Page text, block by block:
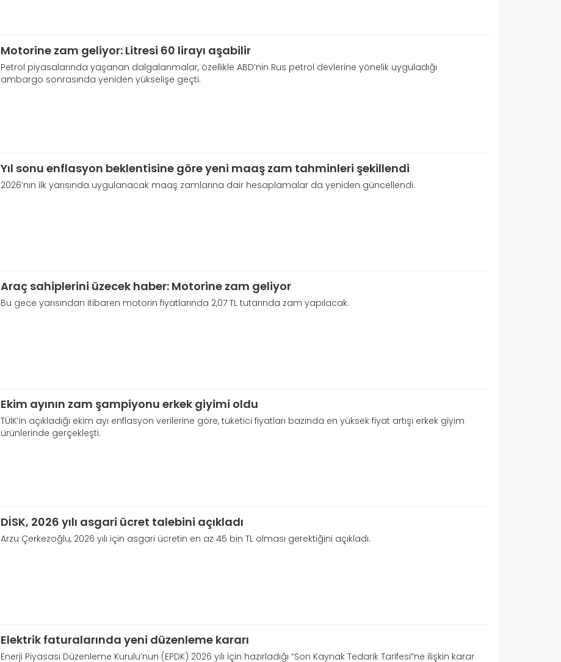
Motorine zam geliyor: Litresi 60 lirayı aşabilir
Petrol piyasalarında yaşanan dalgalanmalar, özellikle ABD’nin Rus petrol devlerine yönelik uyguladığı
ambargo sonrasında yeniden yükselişe geçti.
Yıl sonu enflasyon beklentisine göre yeni maaş zam tahminleri şekillendi
2026’nın ilk yarısında uygulanacak maaş zamlarına dair hesaplamalar da yeniden güncellendi.
Araç sahiplerini üzecek haber: Motorine zam geliyor
Bu gece yarısından itibaren motorin fiyatlarında 2,07 TL tutarında zam yapılacak.
Ekim ayının zam şampiyonu erkek giyimi oldu
TÜİK’in açıkladığı ekim ayı enflasyon verilerine göre, tüketici fiyatları bazında en yüksek fiyat artışı erkek giyim
ürünlerinde gerçekleşti.
DİSK, 2026 yılı asgari ücret talebini açıkladı
Arzu Çerkezoğlu, 2026 yılı için asgari ücretin en az 45 bin TL olması gerektiğini açıkladı.
Elektrik faturalarında yeni düzenleme kararı
Enerji Piyasası Düzenleme Kurulu’nun (EPDK) 2026 yılı için hazırladığı “Son Kaynak Tedarik Tarifesi”ne ilişkin karar